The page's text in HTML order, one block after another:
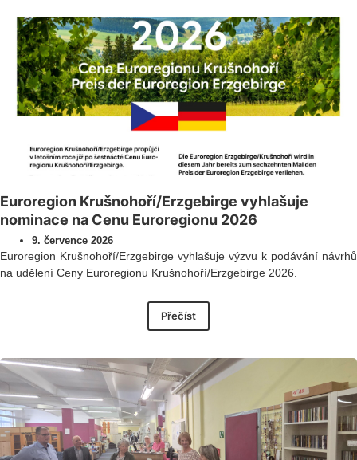
Euroregion Krušnohoří/Erzgebirge vyhlašuje
nominace na Cenu Euroregionu 2026
9. července 2026
Euroregion Krušnohoří/Erzgebirge vyhlašuje výzvu k podávání návrhů
na udělení Ceny Euroregionu Krušnohoří/Erzgebirge 2026.
Přečíst